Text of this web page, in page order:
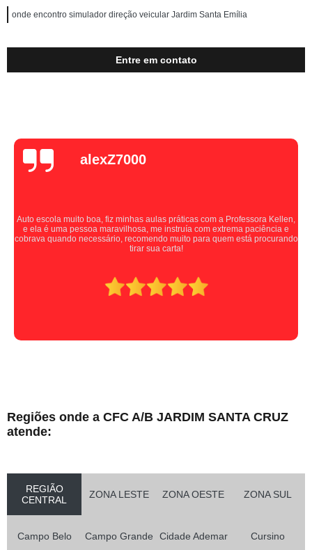
onde encontro simulador direção veicular Jardim Santa Emília
Entre em contato
alexZ7000
Auto escola muito boa, fiz minhas aulas práticas com a Professora Kellen,
e ela é uma pessoa maravilhosa, me instruía com extrema paciência e
cobrava quando necessário, recomendo muito para quem está procurando
tirar sua carta!
Regiões onde a CFC A/B JARDIM SANTA CRUZ
atende:
REGIÃO
CENTRAL
ZONA LESTE ZONA OESTE ZONA SUL
Campo Belo Campo Grande Cidade Ademar Cursino